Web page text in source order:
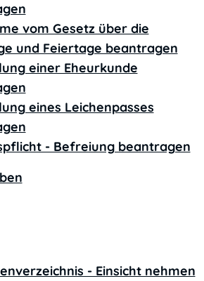
vom Gesetz über die
und Feiertage beantragen
einer Eheurkunde
eines Leichenpasses
- Befreiung beantragen
- Einsicht nehmen